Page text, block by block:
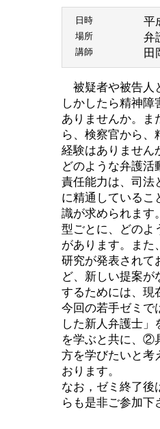
日時 平
場所 弁
講師
被疑者や被告人
しかしたら精神
ありませんか。ま
ら、検察官から
経験はありません
どのような弁護活
責任能力は、司法
に精通しているこ
識が求められます
型ごとに、どのよ
があります。また
研究が発表されて
ど、新しい提案が
するためには、
今回の若手ゼミで
した新人弁護士
を学ぶと共に、②
方を学びたいと考
おります。
なお，ゼミ終了後
らも是非ご参加下